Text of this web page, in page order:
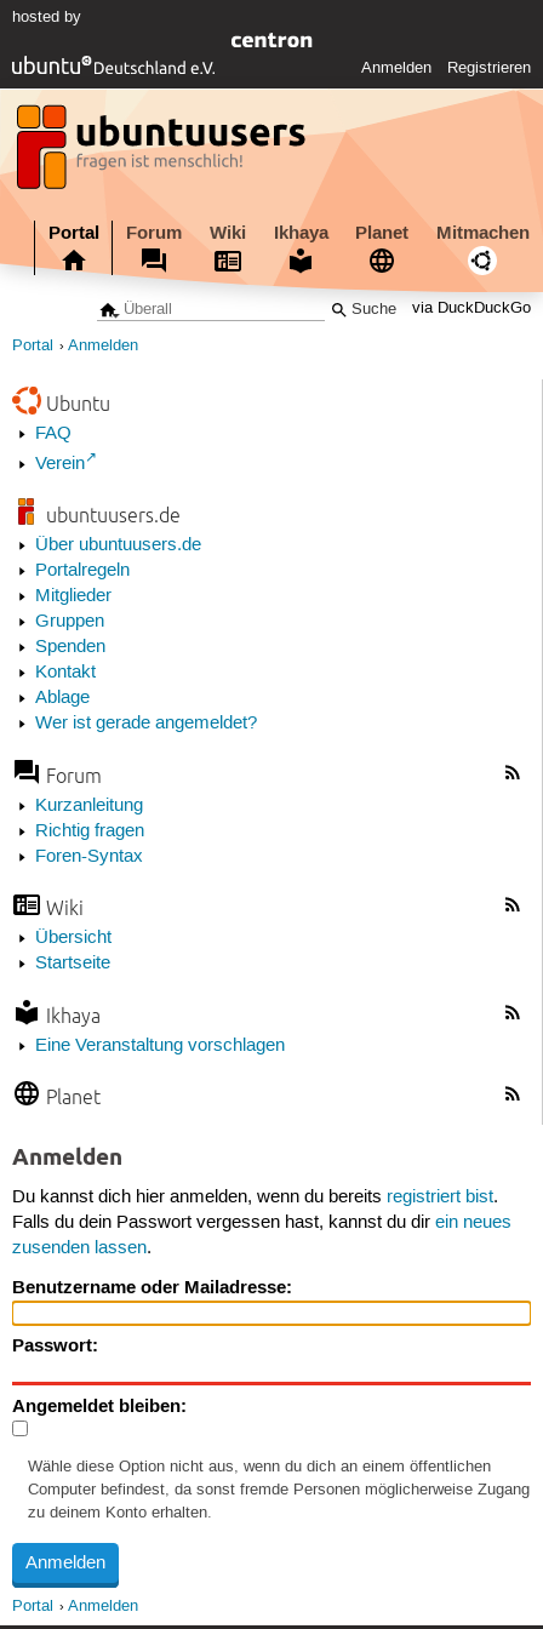
hosted by
Anmelden Registrieren
Portal Forum Wiki Ikhaya Planet Mitmachen
via DuckDuckGo
Portal Anmelden
Ubuntu
FAQ
Verein
ubuntuusers.de
Über ubuntuusers.de
Portalregeln
Mitglieder
Gruppen
Spenden
Kontakt
Ablage
Wer ist gerade angemeldet?
Forum
Kurzanleitung
Richtig fragen
Foren-Syntax
Wiki
Übersicht
Startseite
Ikhaya
Eine Veranstaltung vorschlagen
Planet
Anmelden
Du kannst dich hier anmelden, wenn du bereits registriert bist.
Falls du dein Passwort vergessen hast, kannst du dir ein neues
zusenden lassen.
Benutzername oder Mailadresse:
Passwort:
Angemeldet bleiben:
Wähle diese Option nicht aus, wenn du dich an einem öffentlichen
Computer befindest, da sonst fremde Personen möglicherweise Zugang
zu deinem Konto erhalten.
Portal Anmelden